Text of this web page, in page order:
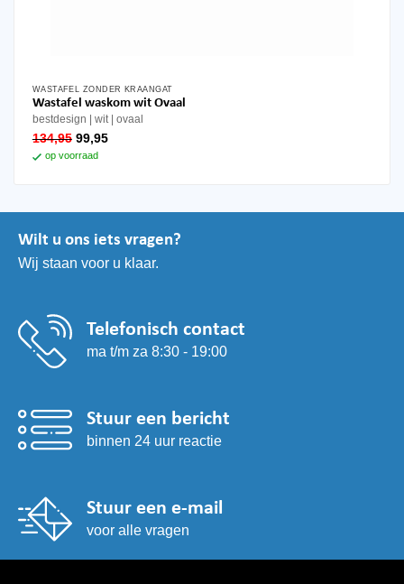
WASTAFEL ZONDER KRAANGAT
Wastafel waskom wit Ovaal
bestdesign wit ovaal
134,95 oorspronkelijke
prijs
was:
99,95huidige
op voorraad
Wilt u ons iets vragen?
Wij staan voor u klaar.
Telefonisch contact
ma t/m za 8:30 - 19:00
Stuur een bericht
binnen 24 uur reactie
Stuur een e-mail
voor alle vragen